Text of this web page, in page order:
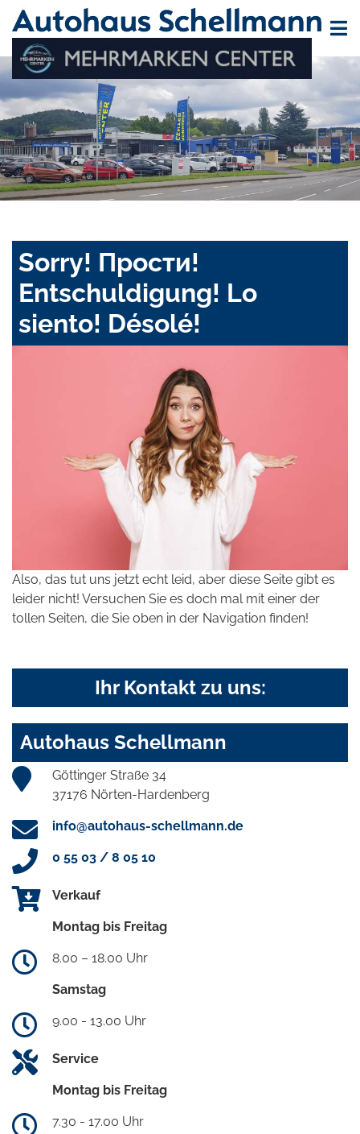
Sorry! Прости!
Entschuldigung! Lo
siento! Désolé!
Also, das tut uns jetzt echt leid, aber diese Seite gibt es
leider nicht! Versuchen Sie es doch mal mit einer der
tollen Seiten, die Sie oben in der Navigation finden!
Ihr Kontakt zu uns:
Autohaus Schellmann
Göttinger Straße 34
37176 Nörten-Hardenberg
info@autohaus-schellmann.de
0 55 03 / 8 05 10
Verkauf
Montag bis Freitag
8.00 – 18.00 Uhr
Samstag
9.00 - 13.00 Uhr
Service
Montag bis Freitag
7.30 - 17.00 Uhr